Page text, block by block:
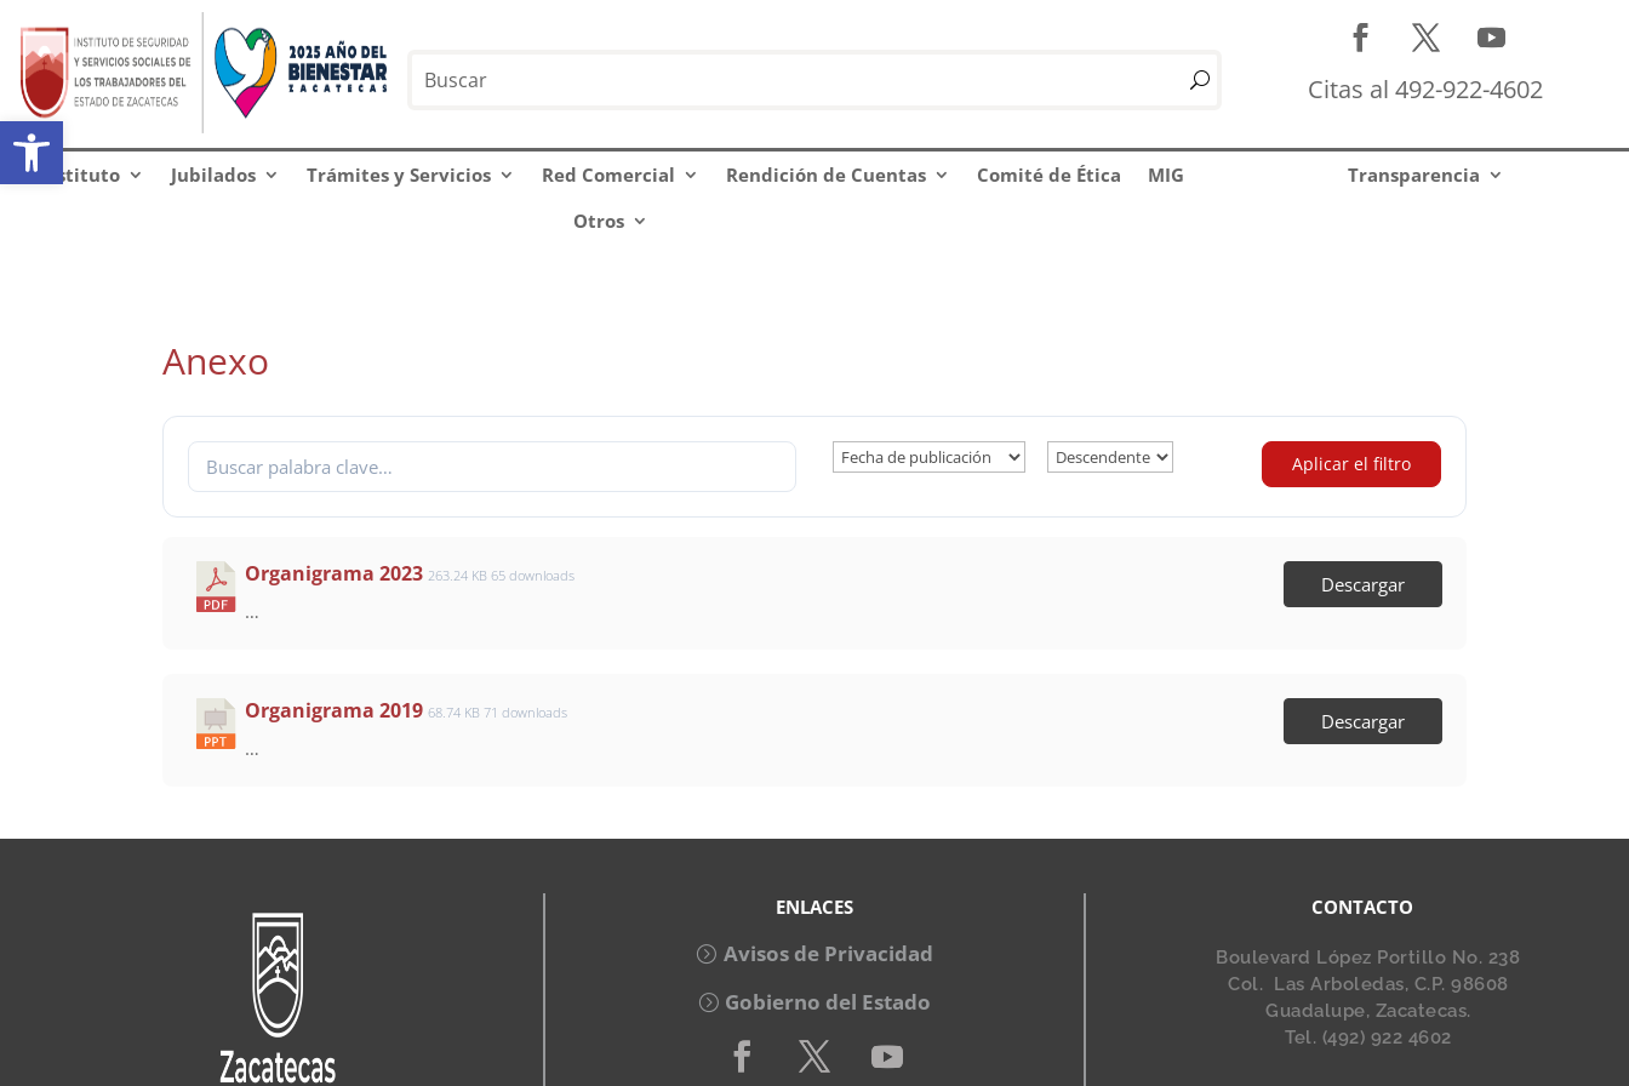
Abrir barra de herramientas
Citas al 492-922-4602
Instituto Jubilados Trámites y Servicios Red Comercial Rendición de Cuentas Comité de Ética
MIG
Otros
Transparencia
Anexo
Aplicar el filtro
Organigrama 2023 263.24 KB65 downloads
…
Descargar
Organigrama 2019 68.74 KB 71 downloads
…
Descargar
ENLACES
Avisos de Privacidad
Gobierno del Estado
CONTACTO
Boulevard López Portillo No. 238
Col. Las Arboledas, C.P. 98608
Guadalupe, Zacatecas.
Tel. (492) 922 4602